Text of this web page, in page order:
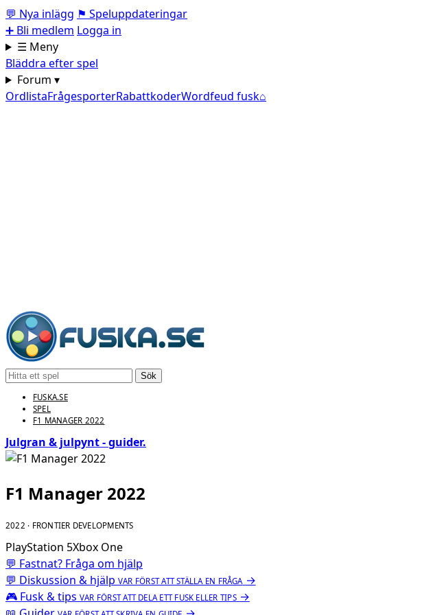
💬 Nya inlägg ⚑ Speluppdateringar
➕ Bli medlem Logga in
☰ Meny
Bläddra efter spel
Forum ▾
OrdlistaFrågesporterRabattkoderWordfeud fusk⌂
Sök
FUSKA.SE
SPEL
F1 MANAGER 2022
Julgran & julpynt - guider.
F1 Manager 2022
2022 · FRONTIER DEVELOPMENTS
PlayStation 5Xbox One
💬 Fastnat? Fråga om hjälp
💬 Diskussion & hjälp VAR FÖRST ATT STÄLLA EN FRÅGA →
🎮 Fusk & tips VAR FÖRST ATT DELA ETT FUSK ELLER TIPS →